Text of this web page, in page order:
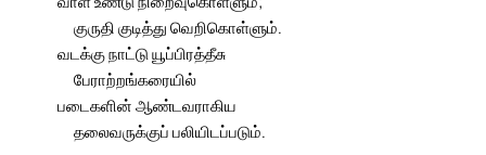
குருதி குடித்து வெறிகொள்ளும்.
வடக்கு நாட்டு யூப்பிரத்தீசு
பேராற்றங்கரையில்
படைகளின் ஆண்டவராகிய
தலைவருக்குப் பலியிடப்படும்.